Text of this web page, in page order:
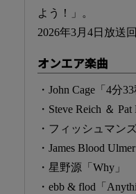
よう！」。
2026年3月4日放送
オンエア楽曲
・John Cage「4分33
・Steve Reich ＆
・フィッシュマン
・James Blood
・星野源「Why」
・ebb & flod「